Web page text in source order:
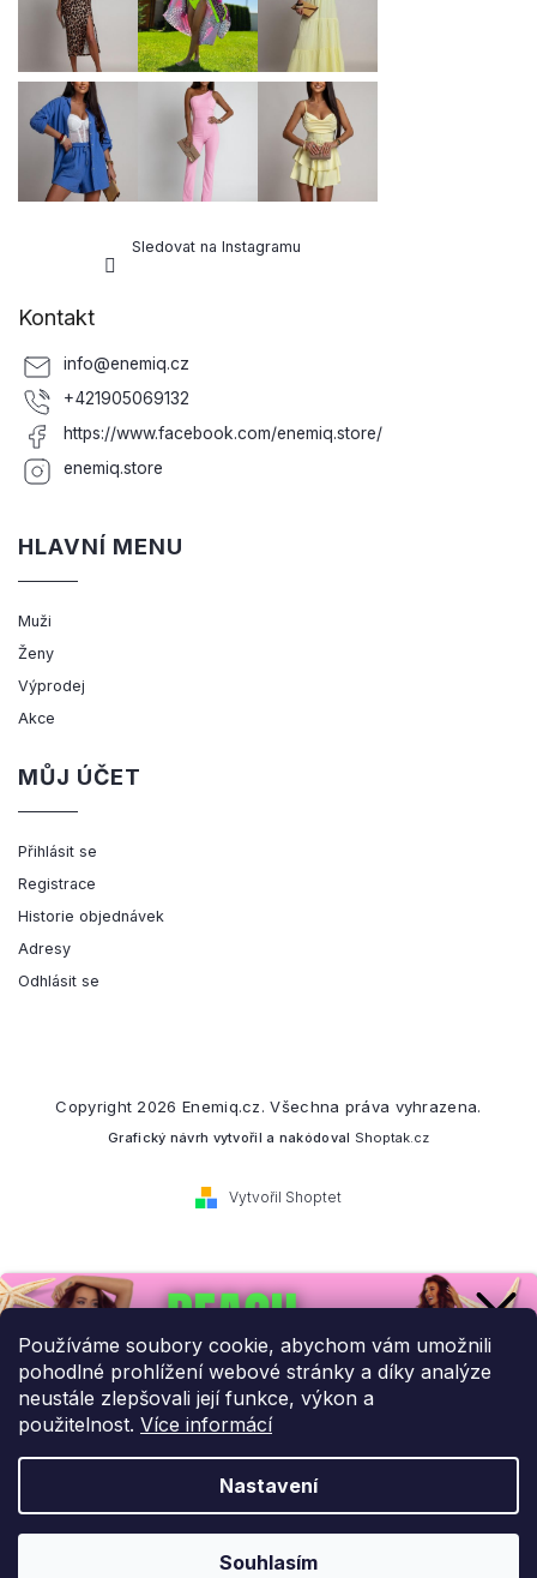
Používáme soubory cookie, abychom vám umožnili
pohodlné prohlížení webové stránky a díky analýze
neustále zlepšovali její funkce, výkon a
použitelnost. Více informácí
Nastavení
Souhlasím
Sledovat na Instagramu
Kontakt
info@enemiq.cz
+421905069132
https://www.facebook.com/enemiq.store/
enemiq.store
HLAVNÍ MENU
Muži
Ženy
Výprodej
Akce
MŮJ ÚČET
Přihlásit se
Registrace
Historie objednávek
Adresy
Odhlásit se
Vytvořil Shoptet
Copyright 2026 Enemiq.cz. Všechna práva vyhrazena.
Grafický návrh vytvořil a nakódoval Shoptak.cz
Přihlaste se k našemu
newsletteru.
Budeme vám posílat informace o našich novinkách a slevových
akcích.
Odebírat newsletter
UPLATNIT SLEVU!